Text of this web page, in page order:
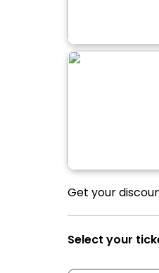
Get your
Select your